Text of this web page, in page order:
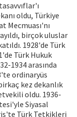
oldu, Türkiye
Mecmuası'nı
birçok uluslar
1928'de Türk
Türk Hukuk
1934 arasında
ordinaryüs
kez dekanlık
oldu. 1936-
Siyasal
Türk Tetkikleri